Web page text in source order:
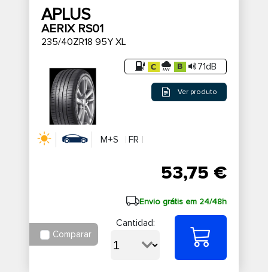
APLUS
AERIX RS01
235/40ZR18 95Y XL
71dB
Ver produto
M+S FR
53,75 €
Envio grátis em 24/48h
Comparar
Cantidad: